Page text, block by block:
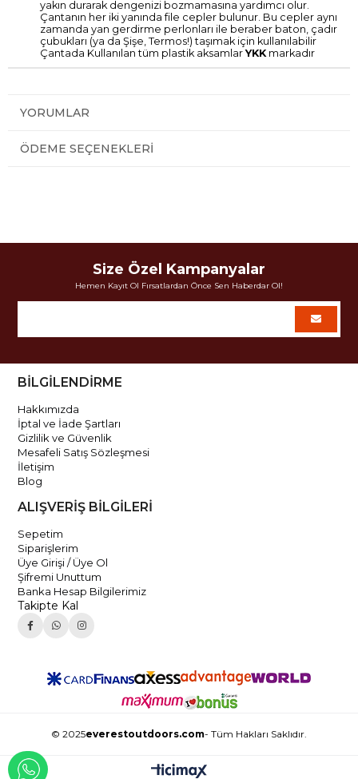
yakın durarak dengenizi bozmamasına yardımcı olur.
Çantanın her iki yanında file cepler bulunur. Bu cepler aynı
zamanda yan gerdirme perlonları ile beraber baton, çadır
çubukları (ya da Şişe, Termos!) taşımak için kullanılabilir
Çantada Kullanılan tüm plastik aksamlarYKK markadır
YORUMLAR
ÖDEME SEÇENEKLERI
Size Özel Kampanyalar
Hemen Kayıt Ol Fırsatlardan Önce Sen Haberdar Ol!
BİLGİLENDİRME
Hakkımızda
İptal ve İade Şartları
Gizlilik ve Güvenlik
Mesafeli Satış Sözleşmesi
İletişim
Blog
ALIŞVERİŞ BİLGİLERİ
Sepetim
Siparişlerim
Üye Girişi / Üye Ol
Şifremi Unuttum
Banka Hesap Bilgilerimiz
Takipte Kal
© 2025everestoutdoors.com- Tüm Hakları Saklıdır.
WHATSAPP İLE İLETİŞİME GEÇ